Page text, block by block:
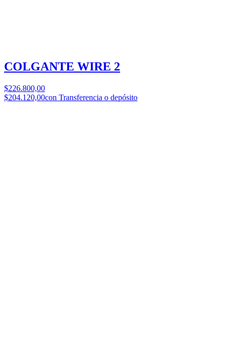
COLGANTE WIRE 2
$226.800,00
$204.120,00con Transferencia o depósito